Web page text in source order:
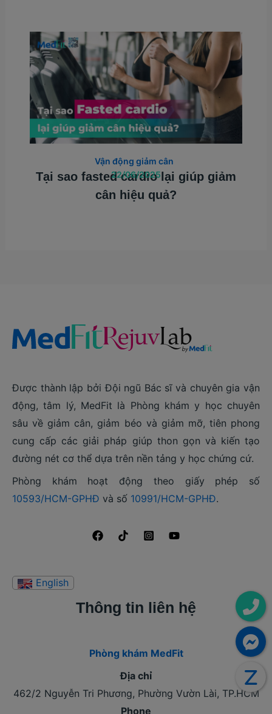
Tại sao fasted cardio lại giúp giảm
cân hiệu quả?
Vận động giảm cân
22/06/2025
Được thành lập bởi Đội ngũ Bác sĩ và chuyên gia vận
động, tâm lý, MedFit là Phòng khám y học chuyên
sâu về giảm cân, giảm béo và giảm mỡ, tiên phong
cung cấp các giải pháp giúp thon gọn và kiến tạo
đường nét cơ thể dựa trên nền tảng y học chứng cứ.
Phòng khám hoạt động theo giấy phép số
10593/HCM-GPHĐ và số 10991/HCM-GPHĐ.
Thông tin liên hệ
Phòng khám MedFit
Địa chỉ
462/2 Nguyễn Tri Phương, Phường Vườn Lài, TP.HCM
Phone